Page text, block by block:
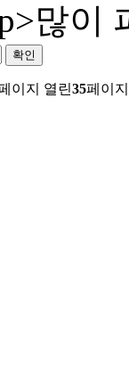
많이
확인
이지 열린35페이지